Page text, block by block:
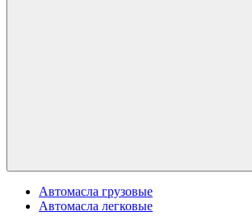
Автомасла грузовые
Автомасла легковые